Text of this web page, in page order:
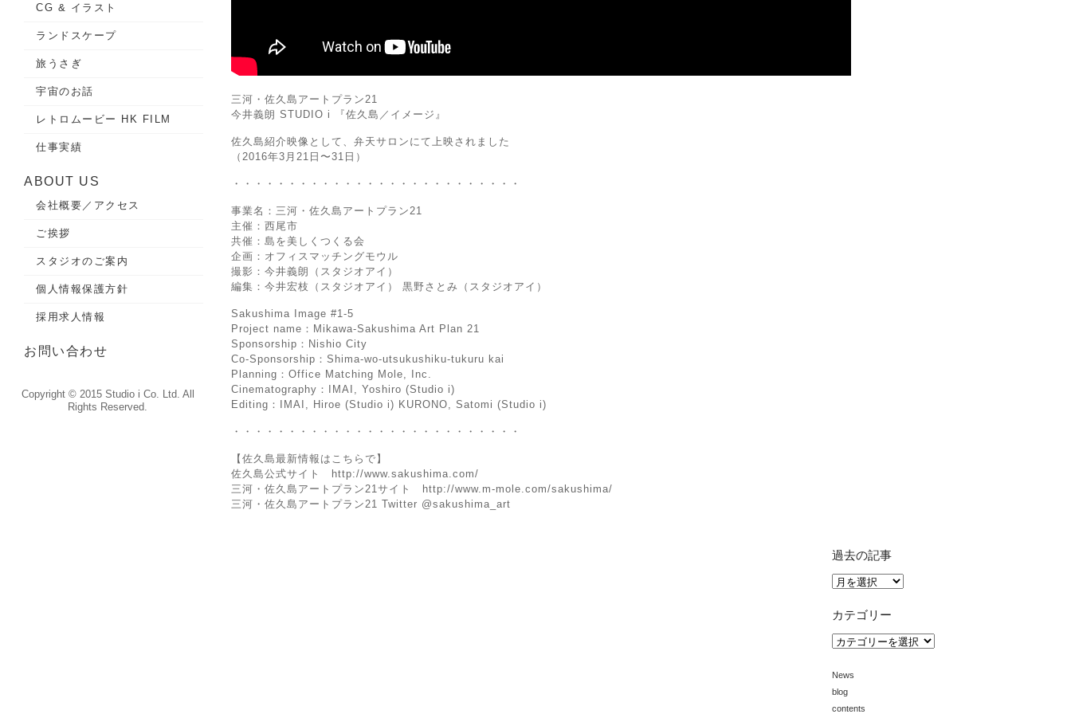
CG & イラスト
ランドスケープ
旅うさぎ
宇宙のお話
レトロムービー HK FILM
仕事実績
ABOUT US
会社概要／アクセス
ご挨拶
スタジオのご案内
個人情報保護方針
採用求人情報
お問い合わせ
Copyright © 2015 Studio i Co. Ltd. All
Rights Reserved.
三河・佐久島アートプラン21
今井義朗 STUDIO i 『佐久島／イメージ』
佐久島紹介映像として、弁天サロンにて上映されました
（2016年3月21日〜31日）
・・・・・・・・・・・・・・・・・・・・・・・・・・
事業名：三河・佐久島アートプラン21
主催：西尾市
共催：島を美しくつくる会
企画：オフィスマッチングモウル
撮影：今井義朗（スタジオアイ）
編集：今井宏枝（スタジオアイ） 黒野さとみ（スタジオアイ）
Sakushima Image #1-5
Project name：Mikawa-Sakushima Art Plan 21
Sponsorship：Nishio City
Co-Sponsorship：Shima-wo-utsukushiku-tuku­ru kai
Planning：Office Matching Mole, Inc.
Cinematography：IMAI, Yoshiro (Studio i)
Editing：IMAI, Hiroe (Studio i) KURONO, Satomi (Studio i)
・・・・・・・・・・・・・・・・・・・・・・・・・・
【佐久島最新情報はこちらで】
佐久島公式サイト http://www.sakushima.com/
三河・佐久島アートプラン21サイト http://www.m-mole.com/sakushima/
三河・佐久島アートプラン21 Twitter @sakushima_art
過去の記事
過
去
記
カテゴリー
カ
テ
リ
ー
News
blog
contents